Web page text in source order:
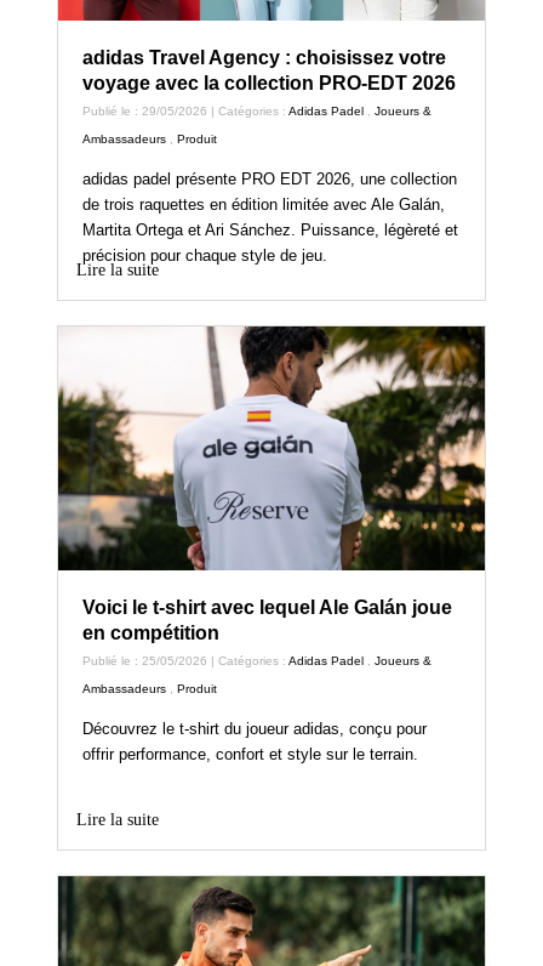
adidas Travel Agency : choisissez votre
voyage avec la collection PRO-EDT 2026
Publié le : 29/05/2026 | Catégories :Adidas Padel ,Joueurs &
Ambassadeurs ,Produit
adidas padel présente PRO EDT 2026, une collection
de trois raquettes en édition limitée avec Ale Galán,
Martita Ortega et Ari Sánchez. Puissance, légèreté et
précision pour chaque style de jeu.
Lire la suite
Voici le t-shirt avec lequel Ale Galán joue
en compétition
Publié le : 25/05/2026 | Catégories :Adidas Padel ,Joueurs &
Ambassadeurs ,Produit
Découvrez le t-shirt du joueur adidas, conçu pour
offrir performance, confort et style sur le terrain.
Lire la suite